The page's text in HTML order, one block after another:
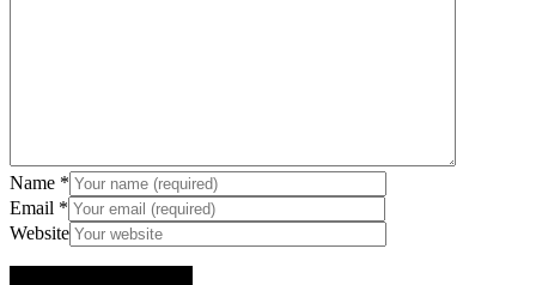
Name *
Email *
Website